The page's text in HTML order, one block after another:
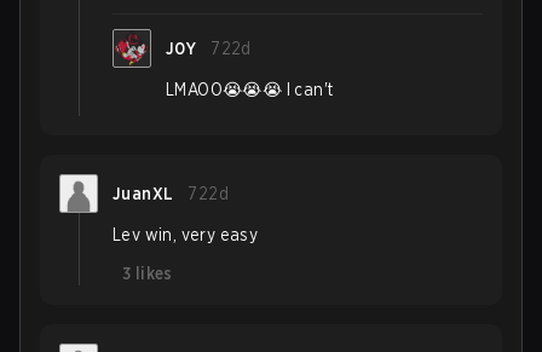
J0Y 722d
LMAOO😭😭😭 I can't
JuanXL 722d
Lev win, very easy
3 likes